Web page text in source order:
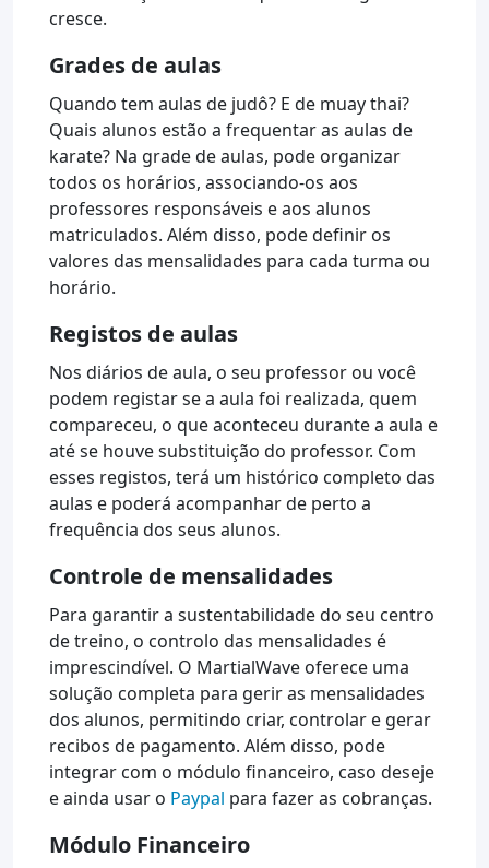
cresce.
Grades de aulas
Quando tem aulas de judô? E de muay thai?
Quais alunos estão a frequentar as aulas de
karate? Na grade de aulas, pode organizar
todos os horários, associando-os aos
professores responsáveis e aos alunos
matriculados. Além disso, pode definir os
valores das mensalidades para cada turma ou
horário.
Registos de aulas
Nos diários de aula, o seu professor ou você
podem registar se a aula foi realizada, quem
compareceu, o que aconteceu durante a aula e
até se houve substituição do professor. Com
esses registos, terá um histórico completo das
aulas e poderá acompanhar de perto a
frequência dos seus alunos.
Controle de mensalidades
Para garantir a sustentabilidade do seu centro
de treino, o controlo das mensalidades é
imprescindível. O MartialWave oferece uma
solução completa para gerir as mensalidades
dos alunos, permitindo criar, controlar e gerar
recibos de pagamento. Além disso, pode
integrar com o módulo financeiro, caso deseje
e ainda usar o Paypal para fazer as cobranças.
Módulo Financeiro